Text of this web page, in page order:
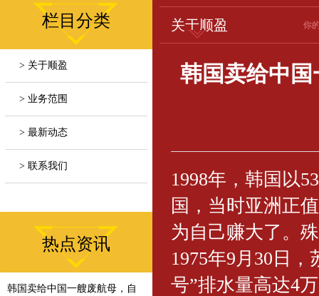
栏目分类
> 关于顺盈
> 业务范围
> 最新动态
> 联系我们
热点资讯
韩国卖给中国一艘废航母，自
关于顺盈 你
韩国卖给中
1998年，韩国以
国，当时亚洲正
为自己赚大了。
1975年9月30日
号”排水量高达4